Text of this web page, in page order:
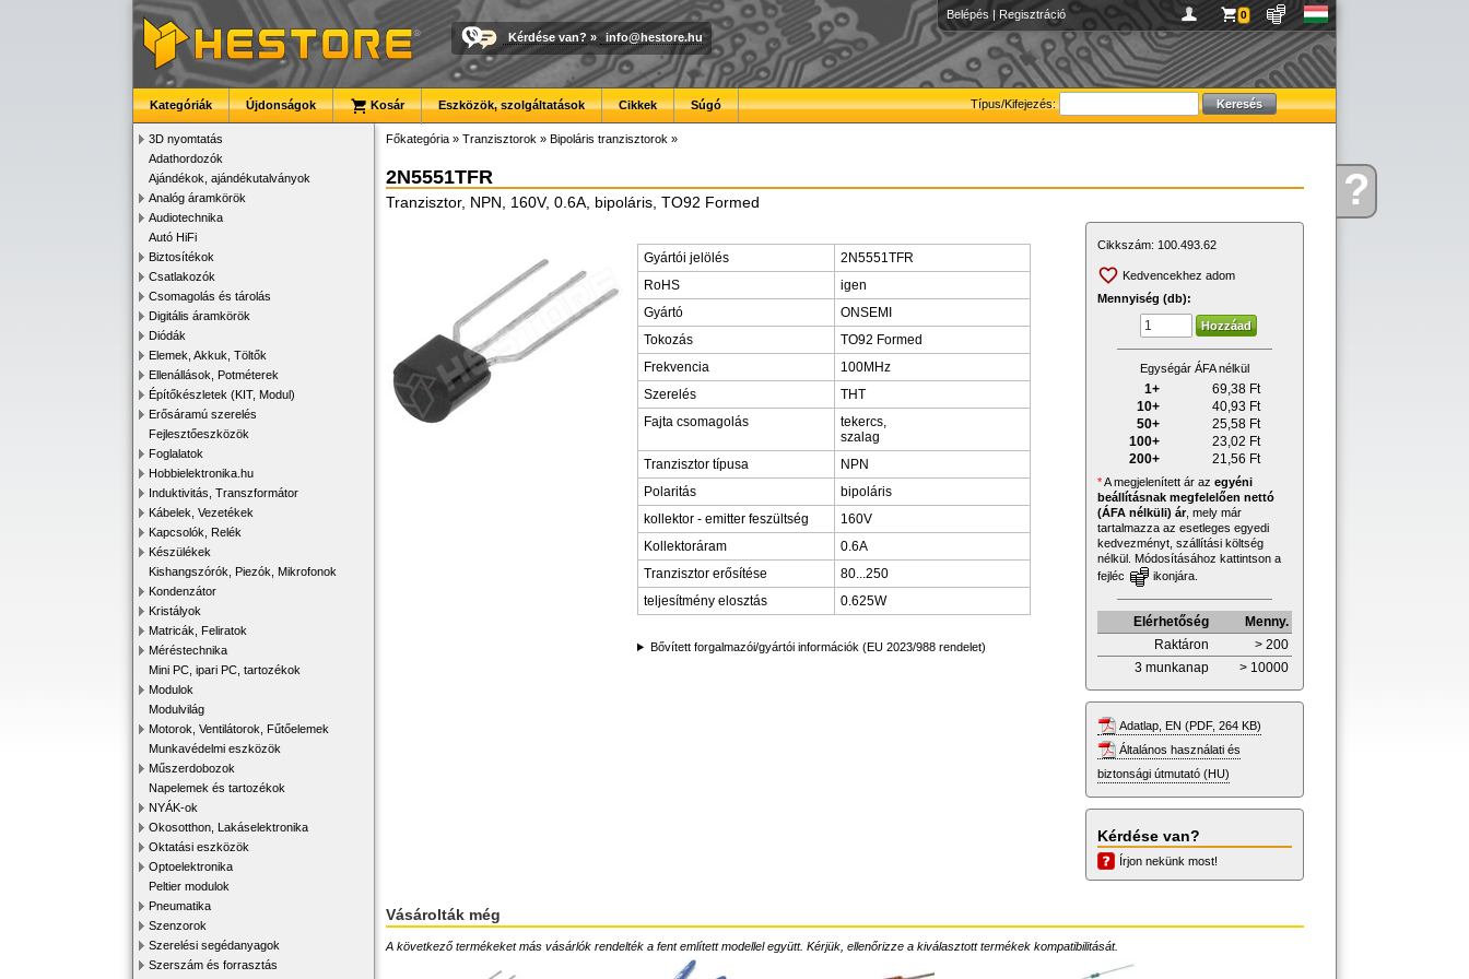
Kérdése?
Belépés | Regisztráció 0
Kérdése van? » info@hestore.hu
Típus/Kifejezés:
Kategóriák Újdonságok Kosár Eszközök, szolgáltatások Cikkek Súgó
3D nyomtatás
Adathordozók
Ajándékok, ajándékutalványok
Analóg áramkörök
Audiotechnika
Autó HiFi
Biztosítékok
Csatlakozók
Csomagolás és tárolás
Digitális áramkörök
Diódák
Elemek, Akkuk, Töltők
Ellenállások, Potméterek
Építőkészletek (KIT, Modul)
Erősáramú szerelés
Fejlesztőeszközök
Foglalatok
Hobbielektronika.hu
Induktivitás, Transzformátor
Kábelek, Vezetékek
Kapcsolók, Relék
Készülékek
Kishangszórók, Piezók, Mikrofonok
Kondenzátor
Kristályok
Matricák, Feliratok
Méréstechnika
Mini PC, ipari PC, tartozékok
Modulok
Modulvilág
Motorok, Ventilátorok, Fűtőelemek
Munkavédelmi eszközök
Műszerdobozok
Napelemek és tartozékok
NYÁK-ok
Okosotthon, Lakáselektronika
Oktatási eszközök
Optoelektronika
Peltier modulok
Pneumatika
Szenzorok
Szerelési segédanyagok
Szerszám és forrasztás
Főkategória » Tranzisztorok » Bipoláris tranzisztorok »
2N5551TFR
Tranzisztor, NPN, 160V, 0.6A, bipoláris, TO92 Formed
Gyártói jelölés
2N5551TFR
RoHS
igen
Gyártó
ONSEMI
Tokozás
TO92 Formed
Frekvencia
100MHz
Szerelés
THT
Fajta csomagolás
tekercs,
szalag
Tranzisztor típusa
NPN
Polaritás
bipoláris
kollektor - emitter feszültség
160V
Kollektoráram
0.6A
Tranzisztor erősítése
80...250
teljesítmény elosztás
0.625W
Bővített forgalmazói/gyártói információk (EU 2023/988 rendelet)
Cikkszám: 100.493.62
Kedvencekhez adom
Mennyiség (db):
Egységár ÁFA nélkül
1+ 69,38 Ft
10+
40,93 Ft
50+
25,58 Ft
100+
23,02 Ft
200+
21,56 Ft
*A megjelenített ár az egyéni
beállításnak megfelelően nettó
(ÁFA nélküli) ár, mely már
tartalmazza az esetleges egyedi
kedvezményt, szállítási költség
nélkül. Módosításához kattintson a
fejléc
ikonjára.
Elérhetőség
Menny.
Raktáron
> 200
3 munkanap
> 10000
Adatlap, EN (PDF, 264 KB)
Általános használati és
biztonsági útmutató (HU)
Kérdése van?
Írjon nekünk most!
Vásárolták még
A következő termékeket más vásárlók rendelték a fent említett modellel együtt. Kérjük, ellenőrizze a kiválasztott termékek kompatibilitását.